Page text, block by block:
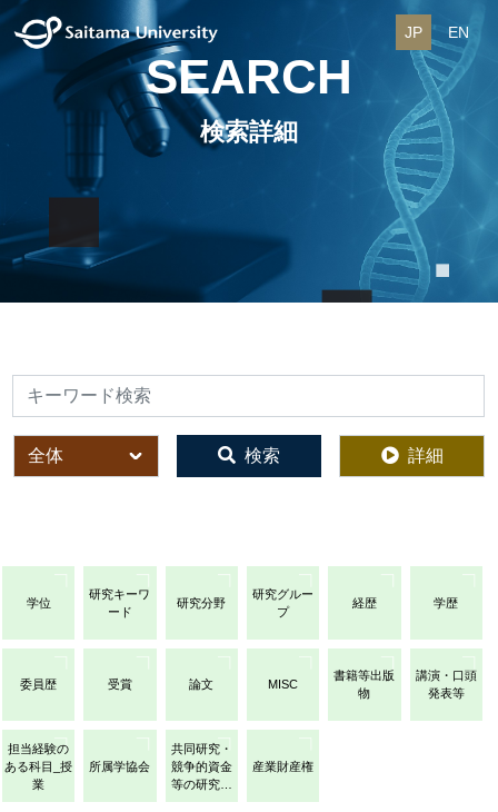
JP EN
SEARCH
検索詳細
検索
全体 検索 詳細
学位
研究キーワ
ード
研究分野
研究グルー
プ
経歴 学歴
委員歴 受賞 論文 MISC
書籍等出版
物
講演・口頭
発表等
担当経験の
ある科目_授
業
所属学協会
共同研究・
競争的資金
等の研究課
題
産業財産権